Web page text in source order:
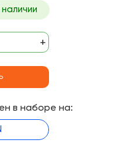
+
в наборе на: